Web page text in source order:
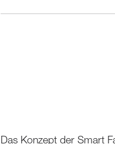
Das Konzept der Smart